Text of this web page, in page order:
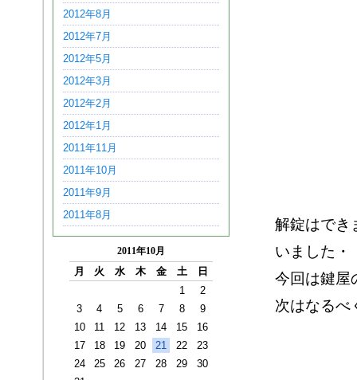
2012年8月
2012年7月
2012年5月
2012年3月
2012年2月
2012年1月
2011年11月
2011年10月
2011年9月
2011年8月
2011年10月
月 火 水 木 金 土
日
1
2
3
4 5 6 7 8
9
10
11 12 13 14 15
16
17
18 19 20 21 22
23
24
25 26 27 28 29
30
解錠はでき
いました・
今回は鍵屋
次はなるべ